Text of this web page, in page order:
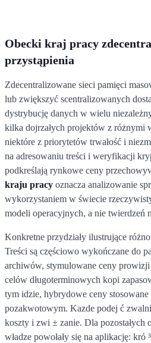
Obecki kraj pracy
przystąpienia
Zdecentralizowane sieci pamięci
lub zwiększyć scentralizowanych
dystrybucję danych w wielu
kilka dojrzałych projektów z różnymi
niektóre z priorytetów trwałość i
na adresowaniu treści i weryfikacji
podkreślają rynkowe ceny
kraju pracy oznacza analizowanie
wykorzystaniem w świecie
modeli operacyjnych, a nie twierdzeń
Konkretne przydziały ilustrujące
Treści są częściowo wykończane do
archiwów, stymulowane ceny
celów długoterminowych kopi
tym idzie, hybrydowe ceny
pozakwotowym. Kazde podej ć
koszty i zwi ± zanie. Dla pozostałych
władze powołały się na aplikację: kró